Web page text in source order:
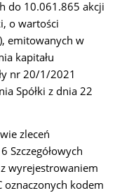
do 10.061.865 akcji
o wartości
emitowanych w
kapitału
nr 20/1/2021
Spółki z dnia 22
zleceń
Szczegółowych
z wyrejestrowaniem
kodem